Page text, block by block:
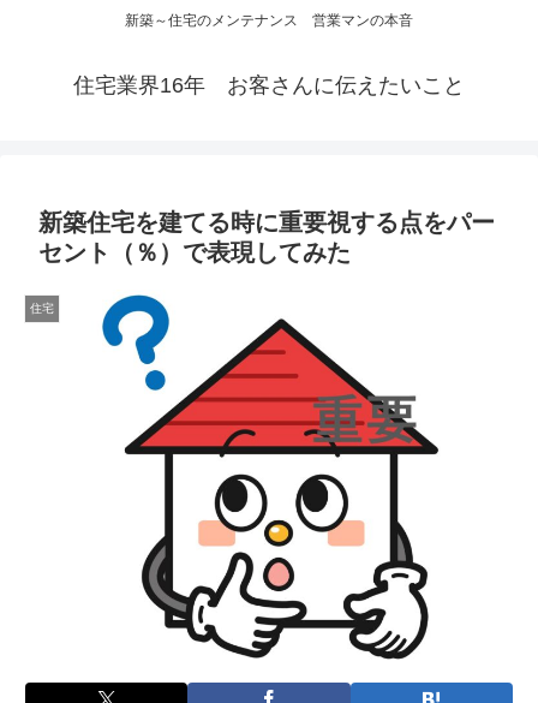
新築～住宅のメンテナンス 営業マンの本音
住宅業界16年 お客さんに伝えたいこと
新築住宅を建てる時に重要視する点をパー
セント（％）で表現してみた
住宅